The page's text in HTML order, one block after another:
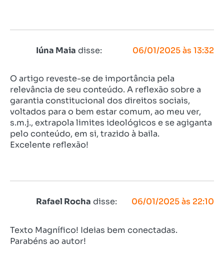
Iúna Maia disse: 06/01/2025 às 13:32
O artigo reveste-se de importância pela
relevância de seu conteúdo. A reflexão sobre a
garantia constitucional dos direitos sociais,
voltados para o bem estar comum, ao meu ver,
s.m.j., extrapola limites ideológicos e se agiganta
pelo conteúdo, em si, trazido à baila.
Excelente reflexão!
Rafael Rocha disse: 06/01/2025 às 22:10
Texto Magnífico! Ideias bem conectadas.
Parabéns ao autor!